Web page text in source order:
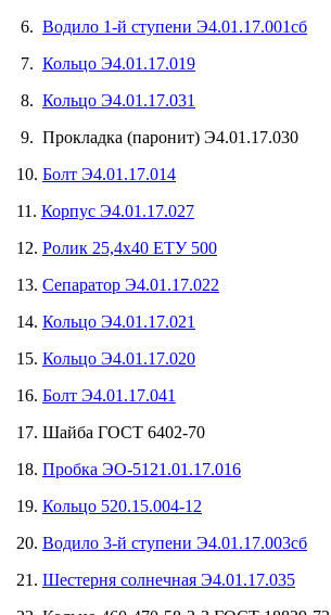
6. Водило 1-й ступени Э4.01.17.001сб
7. Кольцо Э4.01.17.019
8. Кольцо Э4.01.17.031
9. Прокладка (паронит) Э4.01.17.030
10. Болт Э4.01.17.014
11. Корпус Э4.01.17.027
12. Ролик 25,4х40 ЕТУ 500
13. Сепаратор Э4.01.17.022
14. Кольцо Э4.01.17.021
15. Кольцо Э4.01.17.020
16. Болт Э4.01.17.041
17. Шайба ГОСТ 6402-70
18. Пробка ЭО-5121.01.17.016
19. Кольцо 520.15.004-12
20. Водило 3-й ступени Э4.01.17.003сб
21. Шестерня солнечная Э4.01.17.035